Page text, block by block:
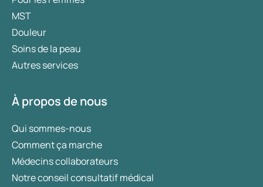
MST
Douleur
Soins de la peau
Autres services
À propos de nous
Qui sommes-nous
Comment ça marche
Médecins collaborateurs
Notre conseil consultatif médical